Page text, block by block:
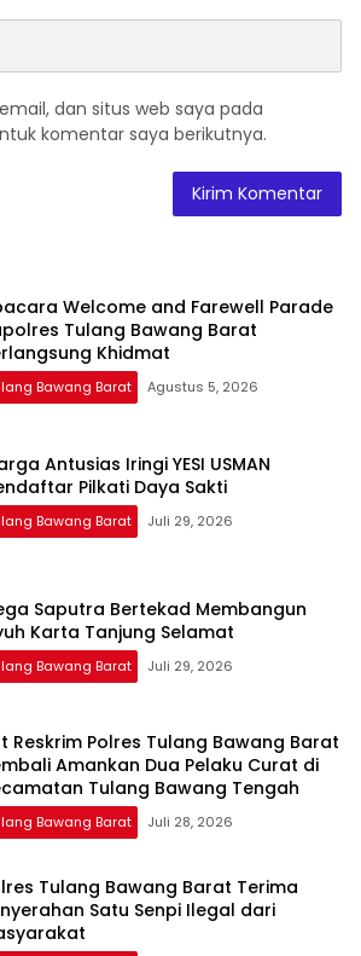
dan situs web saya pada
komentar saya berikutnya.
Welcome and Farewell Parade
Tulang Bawang Barat
Khidmat
Bawang Barat Agustus 5, 2026
Antusias Iringi YESI USMAN
Pilkati Daya Sakti
Bawang Barat Juli 29, 2026
Saputra Bertekad Membangun
Karta Tanjung Selamat
Bawang Barat Juli 29, 2026
Reskrim Polres Tulang Bawang Barat
Amankan Dua Pelaku Curat di
Tulang Bawang Tengah
Bawang Barat Juli 28, 2026
Tulang Bawang Barat Terima
Satu Senpi Ilegal dari